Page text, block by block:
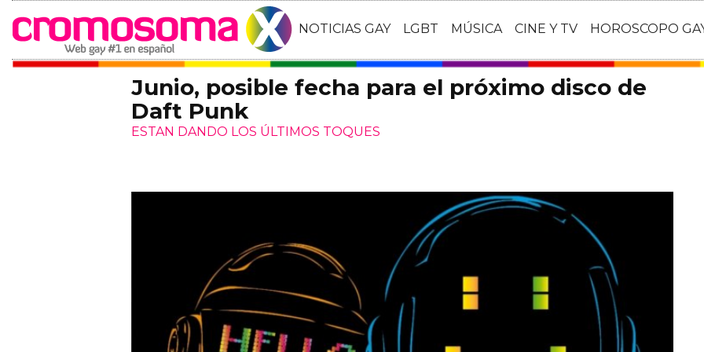
NOTICIAS GAY LGBT MÚSICA CINE Y TV HOROSCOPO
Junio, posible fecha para el próximo disco de
Daft Punk
ESTAN DANDO LOS ÚLTIMOS TOQUES